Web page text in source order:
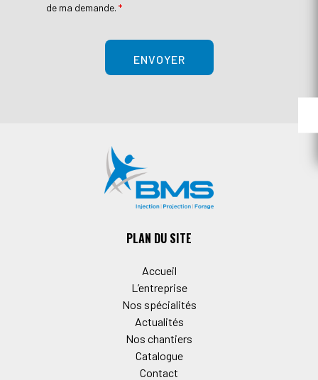
de ma demande. *
PLAN DU SITE
Accueil
L’entreprise
Nos spécialités
Actualités
Nos chantiers
Catalogue
Contact